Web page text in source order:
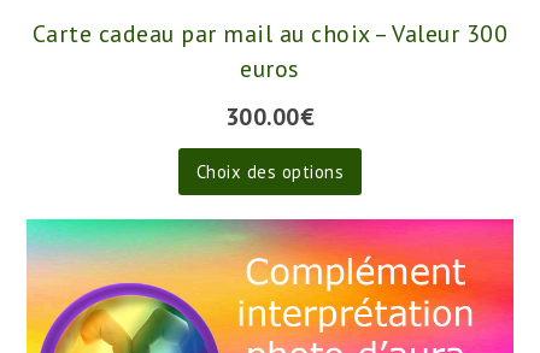
Carte cadeau par mail au choix – Valeur 300
euros
300.00€
Choix des options
Ce
a
plusieurs
variations.
Les
options